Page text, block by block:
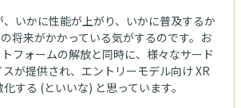
いかに性能が上がり、いかに普及するか
将来がかかっている気がするのです。お
フォームの解放と同時に、様々なサード
が提供され、エントリーモデル向け XR
する (といいな) と思っています。